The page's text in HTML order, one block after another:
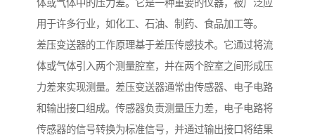
体或气体中的压力差。它是一种重要的仪器，被广泛应
用于许多行业，如化工、石油、制药、食品加工等。
差压变送器的工作原理基于差压传感技术。它通过将流
体或气体引入两个测量腔室，并在两个腔室之间形成压
力差来实现测量。差压变送器通常由传感器、电子电路
和输出接口组成。传感器负责测量压力差，电子电路将
传感器的信号转换为标准信号，并通过输出接口将结果